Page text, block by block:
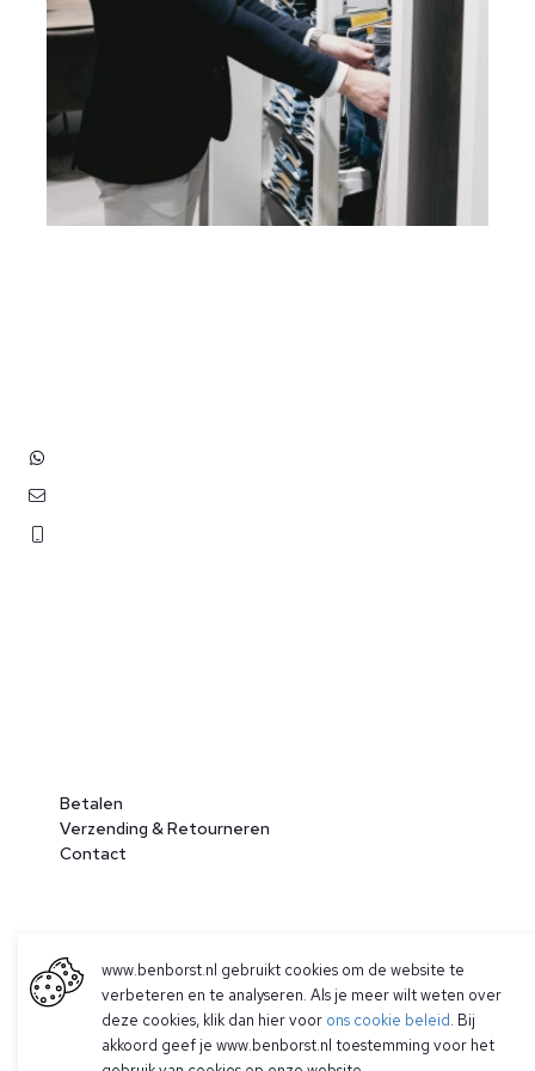
Betalen
Verzending & Retourneren
Contact
© 2026 Ben Borst
www.benborst.nl gebruikt cookies om de website te
verbeteren en te analyseren. Als je meer wilt weten over
deze cookies, klik dan hier voor ons cookie beleid. Bij
akkoord geef je www.benborst.nl toestemming voor het